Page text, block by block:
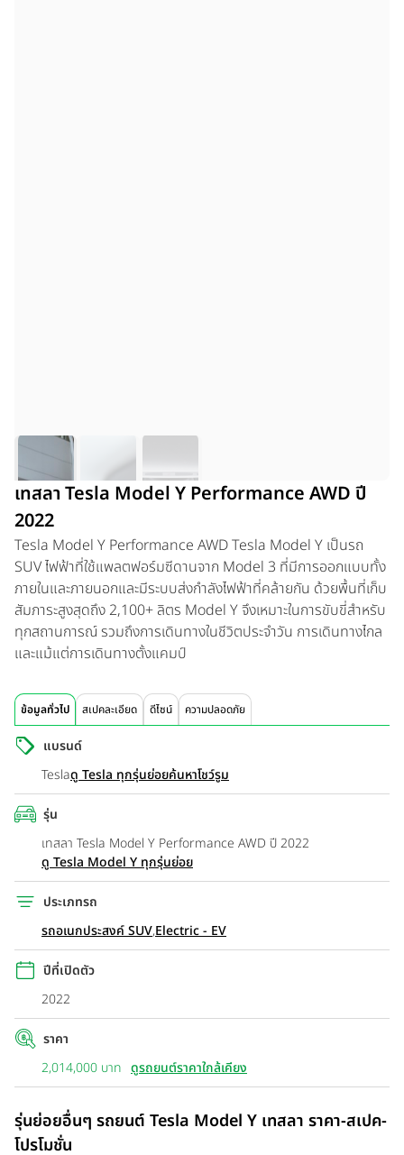
เทสลา Tesla Model Y Performance AWD ปี
2022
Tesla Model Y Performance AWDTesla Model Y เป็นรถ
SUV ไฟฟ้าที่ใช้แพลตฟอร์มซีดานจาก Model 3 ที่มีการออกแบบทั้ง
ภายในและภายนอกและมีระบบส่งกำลังไฟฟ้าที่คล้ายกัน ด้วยพื้นที่เก็บ
สัมภาระสูงสุดถึง 2,100+ ลิตร Model Y จึงเหมาะในการขับขี่สำหรับ
ทุกสถานการณ์ รวมถึงการเดินทางในชีวิตประจำวัน การเดินทางไกล
และแม้แต่การเดินทางตั้งแคมป์
ข้อมูลทั่วไป สเปคละเอียด ดีไซน์ ความปลอดภัย
แบรนด์
Teslaดู Tesla ทุกรุ่นย่อยค้นหาโชว์รูม
รุ่น
เทสลา Tesla Model Y Performance AWD ปี 2022
ดู Tesla Model Y ทุกรุ่นย่อย
ประเภทรถ
รถอเนกประสงค์ SUV,Electric - EV
ปีที่เปิดตัว
2022
ราคา
2,014,000 บาท ดูรถยนต์ราคาใกล้เคียง
รุ่นย่อยอื่นๆ รถยนต์ Tesla Model Y เทสลา ราคา-สเปค-
โปรโมชั่น